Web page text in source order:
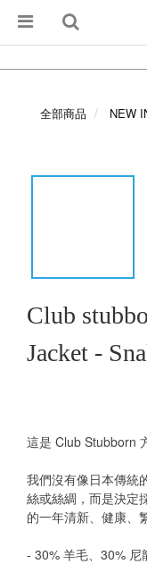
全部商品 NEW
Club
Jacket -
這是 Club Stubborn
我們沒有像日本傳統
絲或絲綢，而是決定
的一年清新、健康、
- 30% 羊毛、30% 尼